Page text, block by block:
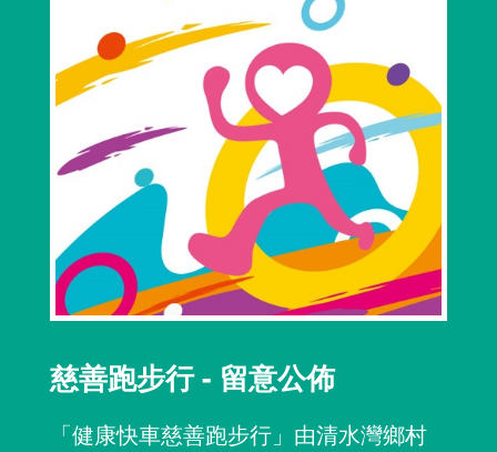
慈善跑步行 - 留意公佈
「健康快車慈善跑步行」由清水灣鄉村